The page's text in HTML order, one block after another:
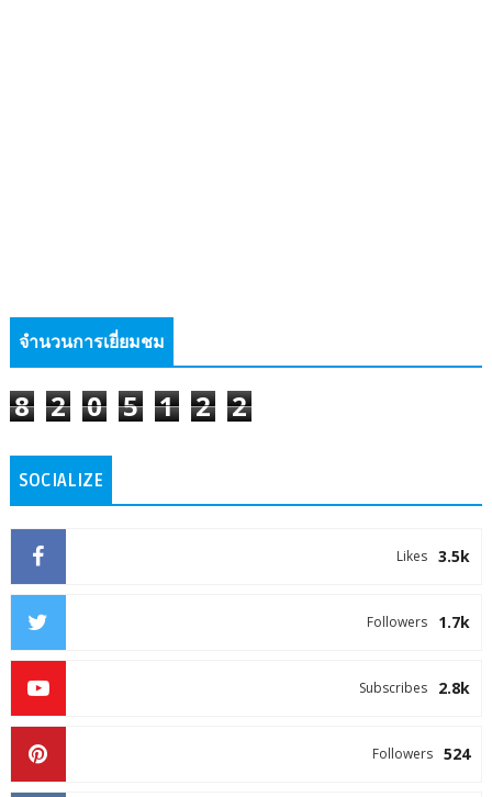
จำนวนการเยี่ยมชม
8 2 0 5 1 2 2
SOCIALIZE
3.5k
Likes
1.7k
Followers
2.8k
Subscribes
524
Followers